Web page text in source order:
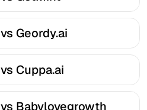
Geordy.ai
Cuppa.ai
Babylovegrowth